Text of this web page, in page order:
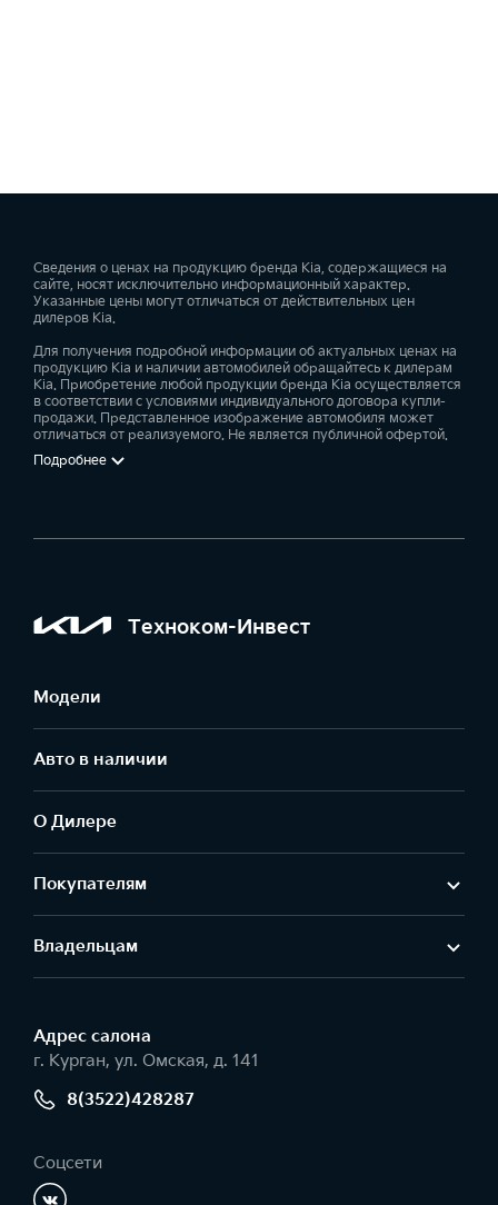
Сведения о ценах на продукцию бренда Kia, содержащиеся на
сайте, носят исключительно информационный характер.
Указанные цены могут отличаться от действительных цен
дилеров Kia.
Для получения подробной информации об актуальных ценах на
продукцию Kia и наличии автомобилей обращайтесь к дилерам
Kia. Приобретение любой продукции бренда Kia осуществляется
в соответствии с условиями индивидуального договора купли-
продажи. Представленное изображение автомобиля может
отличаться от реализуемого. Не является публичной офертой.
Подробнее
Техноком-Инвест
Модели
Авто в наличии
О Дилере
Покупателям
Владельцам
Адрес салонa
г. Курган, ул. Омская, д. 141
8(3522)428287
Соцсети